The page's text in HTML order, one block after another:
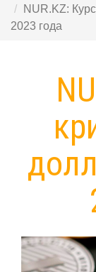
NUR.KZ:
2023 года